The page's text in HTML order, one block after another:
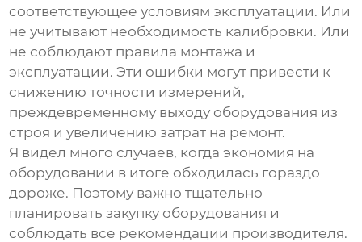
соответствующее условиям эксплуатации. Или
не учитывают необходимость калибровки. Или
не соблюдают правила монтажа и
эксплуатации. Эти ошибки могут привести к
снижению точности измерений,
преждевременному выходу оборудования из
строя и увеличению затрат на ремонт.
Я видел много случаев, когда экономия на
оборудовании в итоге обходилась гораздо
дороже. Поэтому важно тщательно
планировать закупку оборудования и
соблюдать все рекомендации производителя.